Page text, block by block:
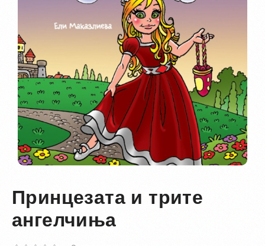
Принцезата и трите
ангелчиња